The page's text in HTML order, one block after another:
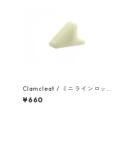
Clamcleat / ミニラインロッ
クGlow（８個入り）
¥660